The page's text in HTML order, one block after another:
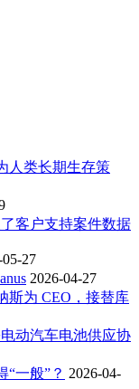
人类长期生存策
客户支持案件数据
05-27
2026-04-27
斯为 CEO，接替库
动汽车电池供应协
一般”？ 2026-04-